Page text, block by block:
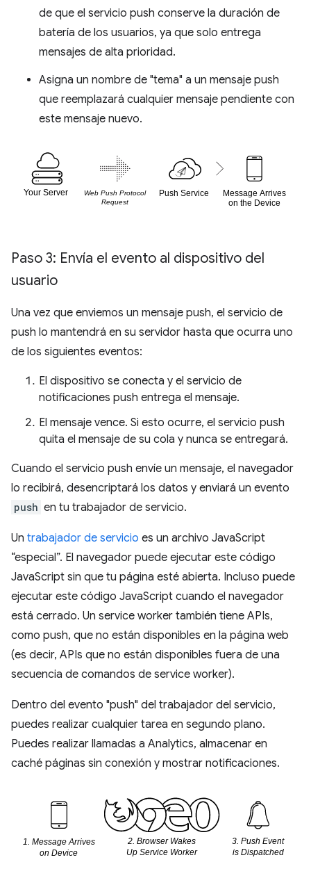
de que el servicio push conserve la duración de
batería de los usuarios, ya que solo entrega
mensajes de alta prioridad.
Asigna un nombre de "tema" a un mensaje push
que reemplazará cualquier mensaje pendiente con
este mensaje nuevo.
Paso 3: Envía el evento al dispositivo del
usuario
Una vez que enviemos un mensaje push, el servicio de
push lo mantendrá en su servidor hasta que ocurra uno
de los siguientes eventos:
El dispositivo se conecta y el servicio de
notificaciones push entrega el mensaje.
El mensaje vence. Si esto ocurre, el servicio push
quita el mensaje de su cola y nunca se entregará.
Cuando el servicio push envíe un mensaje, el navegador
lo recibirá, desencriptará los datos y enviará un evento
push en tu trabajador de servicio.
Un trabajador de servicio es un archivo JavaScript
“especial”. El navegador puede ejecutar este código
JavaScript sin que tu página esté abierta. Incluso puede
ejecutar este código JavaScript cuando el navegador
está cerrado. Un service worker también tiene APIs,
como push, que no están disponibles en la página web
(es decir, APIs que no están disponibles fuera de una
secuencia de comandos de service worker).
Dentro del evento "push" del trabajador del servicio,
puedes realizar cualquier tarea en segundo plano.
Puedes realizar llamadas a Analytics, almacenar en
caché páginas sin conexión y mostrar notificaciones.